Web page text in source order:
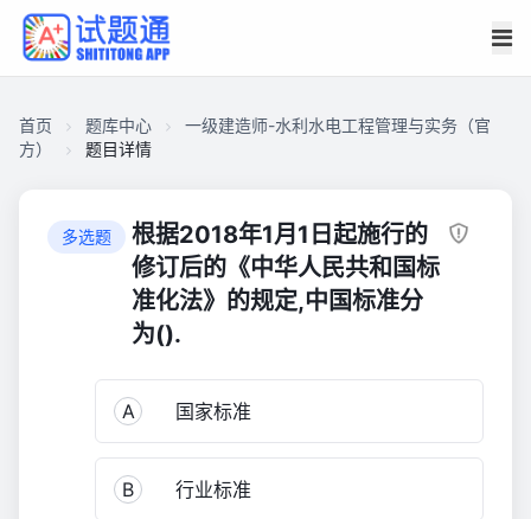
首页 题库中心
一级建造师-水利水电工程管理与实务（官
方）
题目详情
多选题
根据2018年1月1日起施行的
修订后的《中华人民共和国标
准化法》的规定,中国标准分
为().
A 国家标准
B 行业标准